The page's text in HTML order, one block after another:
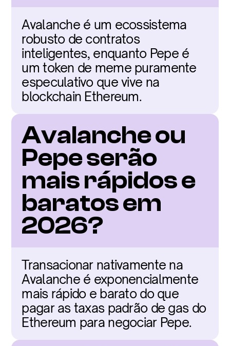
Avalanche é um ecossistema
robusto de contratos
inteligentes, enquanto Pepe é
um token de meme puramente
especulativo que vive na
blockchain Ethereum.
Avalanche ou
Pepe serão
mais rápidos e
baratos em
2026?
Transacionar nativamente na
Avalanche é exponencialmente
mais rápido e barato do que
pagar as taxas padrão de gas do
Ethereum para negociar Pepe.